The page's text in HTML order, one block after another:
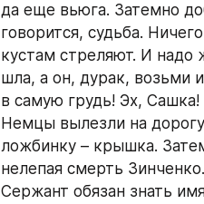
да еще вьюга. Затемно
говорится, судьба.
кустам стреляют. И
шла, а он, дурак, возьми
в самую грудь! Эх, Сашка!
Немцы вылезли на
ложбинку – крышка.
нелепая смерть
Сержант обязан знать